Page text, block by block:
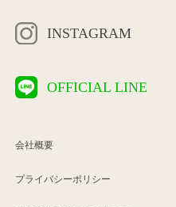
INSTAGRAM
OFFICIAL LINE
会社概要
プライバシーポリシー